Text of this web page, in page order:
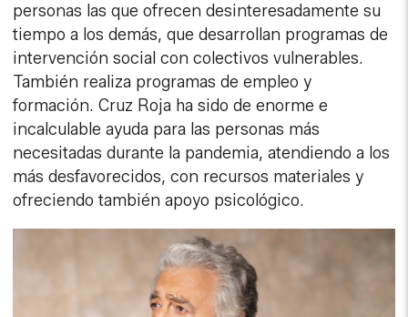
personas las que ofrecen desinteresadamente su
tiempo a los demás, que desarrollan programas de
intervención social con colectivos vulnerables.
También realiza programas de empleo y
formación. Cruz Roja ha sido de enorme e
incalculable ayuda para las personas más
necesitadas durante la pandemia, atendiendo a los
más desfavorecidos, con recursos materiales y
ofreciendo también apoyo psicológico.